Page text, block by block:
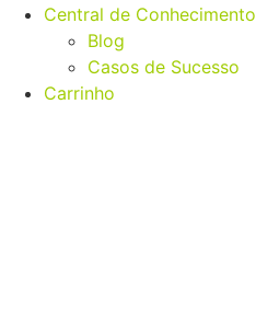
Central de Conhecimento
Blog
Casos de Sucesso
Carrinho